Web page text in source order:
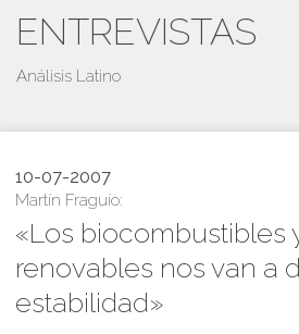
ENTREVISTAS
Análisis Latino
10-07-2007
Martín Fraguío:
«Los biocombustibles
renovables nos van a
estabilidad»